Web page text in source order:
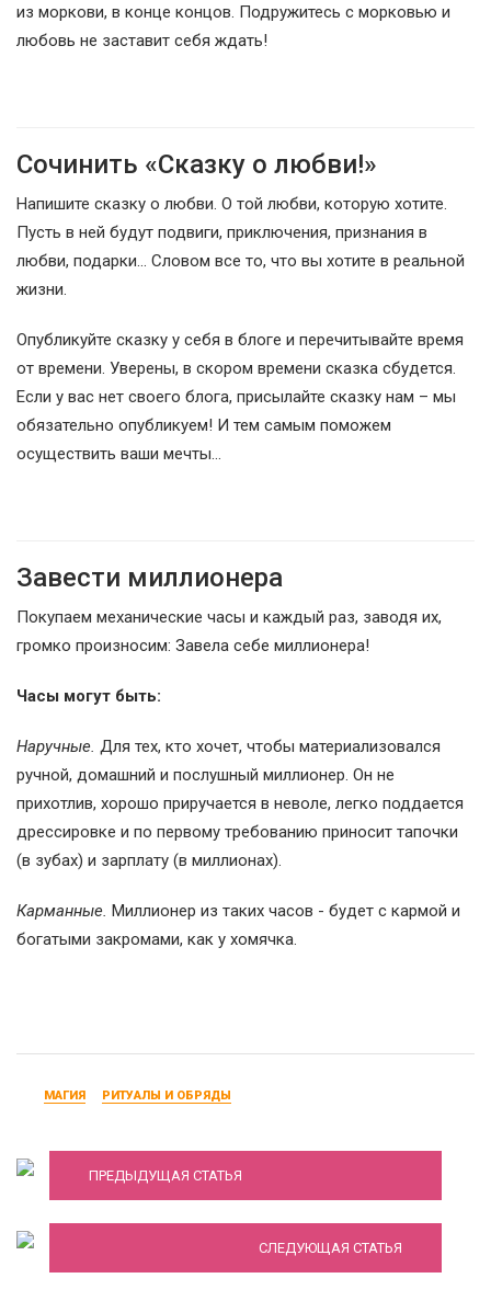
из моркови, в конце концов. Подружитесь с морковью и
любовь не заставит себя ждать!
Сочинить «Сказку о любви!»
Напишите сказку о любви. О той любви, которую хотите.
Пусть в ней будут подвиги, приключения, признания в
любви, подарки… Словом все то, что вы хотите в реальной
жизни.
Опубликуйте сказку у себя в блоге и перечитывайте время
от времени. Уверены, в скором времени сказка сбудется.
Если у вас нет своего блога, присылайте сказку нам – мы
обязательно опубликуем! И тем самым поможем
осуществить ваши мечты…
Завести миллионера
Покупаем механические часы и каждый раз, заводя их,
громко произносим: Завела себе миллионера!
Часы могут быть:
Наручные. Для тех, кто хочет, чтобы материализовался
ручной, домашний и послушный миллионер. Он не
прихотлив, хорошо приручается в неволе, легко поддается
дрессировке и по первому требованию приносит тапочки
(в зубах) и зарплату (в миллионах).
Карманные. Миллионер из таких часов - будет с кармой и
богатыми закромами, как у хомячка.
МАГИЯ РИТУАЛЫ И ОБРЯДЫ
ПРЕДЫДУЩАЯ СТАТЬЯ
Магия древних славян: магические обряды
для женщин
СЛЕДУЮЩАЯ СТАТЬЯ